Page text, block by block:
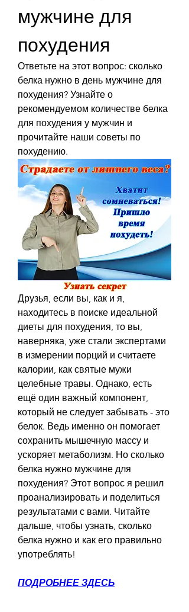
мужчине для
похудения
Ответьте на этот вопрос: сколько
белка нужно в день мужчине для
похудения? Узнайте о
рекомендуемом количестве белка
для похудения у мужчин и
прочитайте наши советы по
похудению.
Друзья, если вы, как и я,
находитесь в поиске идеальной
диеты для похудения, то вы,
наверняка, уже стали экспертами
в измерении порций и считаете
калории, как святые мужи
целебные травы. Однако, есть
ещё один важный компонент,
который не следует забывать - это
белок. Ведь именно он помогает
сохранить мышечную массу и
ускоряет метаболизм. Но сколько
белка нужно мужчине для
похудения? Этот вопрос я решил
проанализировать и поделиться
результатами с вами. Читайте
дальше, чтобы узнать, сколько
белка нужно и как его правильно
употреблять!
ПОДРОБНЕЕ ЗДЕСЬ